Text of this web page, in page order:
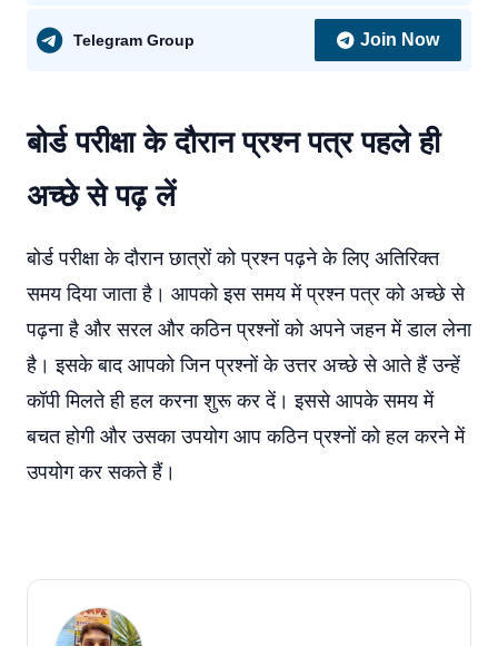
Telegram Group Join Now
बोर्ड परीक्षा के दौरान प्रश्न पत्र पहले ही
अच्छे से पढ़ लें
बोर्ड परीक्षा के दौरान छात्रों को प्रश्न पढ़ने के लिए अतिरिक्त
समय दिया जाता है। आपको इस समय में प्रश्न पत्र को अच्छे से
पढ़ना है और सरल और कठिन प्रश्नों को अपने जहन में डाल लेना
है। इसके बाद आपको जिन प्रश्नों के उत्तर अच्छे से आते हैं उन्हें
कॉपी मिलते ही हल करना शुरू कर दें। इससे आपके समय में
बचत होगी और उसका उपयोग आप कठिन प्रश्नों को हल करने में
उपयोग कर सकते हैं।